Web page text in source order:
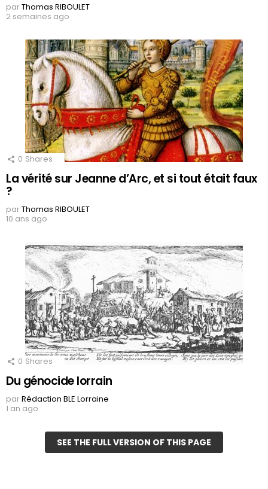
parThomas RIBOULET
2 semaines ago
0 Shares
La vérité sur Jeanne d’Arc, et si tout était faux
?
parThomas RIBOULET
10 ans ago
0 Shares
Du génocide lorrain
parRédaction BLE Lorraine
1 an ago
SEE THE FULL VERSION OF THIS PAGE